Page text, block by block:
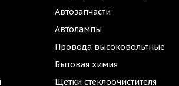
Автозапчасти
Автолампы
Провода высоковольтные
Бытовая химия
Щетки стеклоочистителя